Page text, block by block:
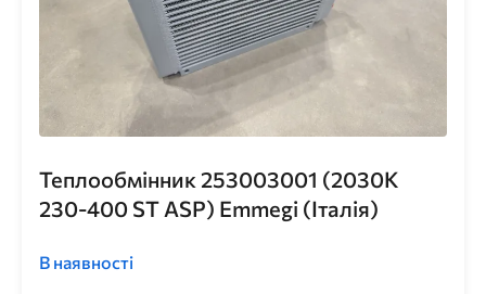
Теплообмінник 253003001 (2030K
230-400 ST ASP) Emmegi (Італія)
В наявності